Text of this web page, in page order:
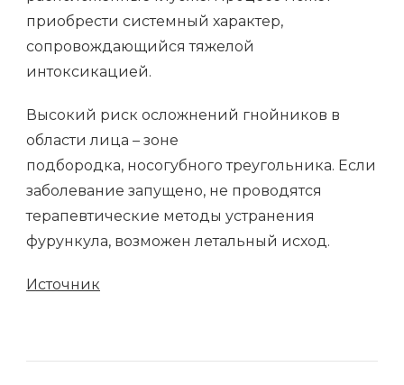
приобрести системный характер,
сопровождающийся тяжелой
интоксикацией.
Высокий риск осложнений гнойников в
области лица – зоне
подбородка, носогубного треугольника. Если
заболевание запущено, не проводятся
терапевтические методы устранения
фурункула, возможен летальный исход.
Источник